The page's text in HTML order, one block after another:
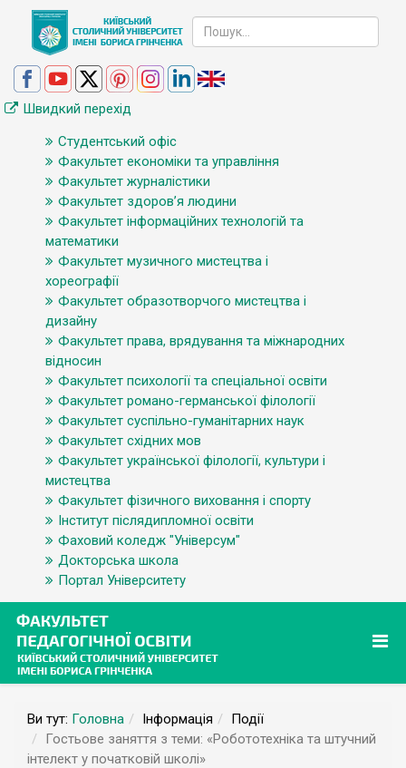
Швидкий перехід
Студентський офіс
Факультет економіки та управління
Факультет журналістики
Факультет здоров’я людини
Факультет інформаційних технологій та
математики
Факультет музичного мистецтва і
хореографії
Факультет образотворчого мистецтва і
дизайну
Факультет права, врядування та міжнародних
відносин
Факультет психології та спеціальної освіти
Факультет романо-германської філології
Факультет суспільно-гуманітарних наук
Факультет східних мов
Факультет української філології, культури і
мистецтва
Факультет фізичного виховання і спорту
Інститут післядипломної освіти
Фаховий коледж "Універсум"
Докторська школа
Портал Університету
Ви тут: Головна Інформація
Події
Гостьове заняття з теми: «Робототехніка та штучний
інтелект у початковій школі»